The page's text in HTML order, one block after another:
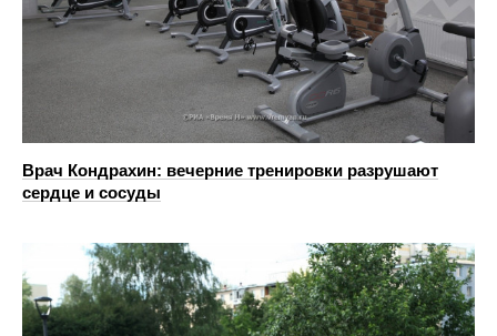
Врач Кондрахин: вечерние тренировки разрушают
сердце и сосуды